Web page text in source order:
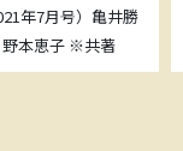
年7月号）亀井勝
本恵子 ※共著